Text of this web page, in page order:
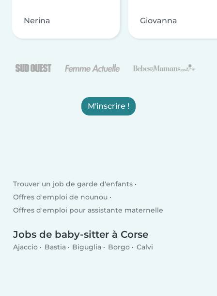
Nerina Giovanna
M'inscrire !
Trouver un job de garde d'enfants
Offres d'emploi de nounou
Offres d'emploi pour assistante maternelle
Jobs de baby-sitter à Corse
Ajaccio Bastia Biguglia Borgo Calvi